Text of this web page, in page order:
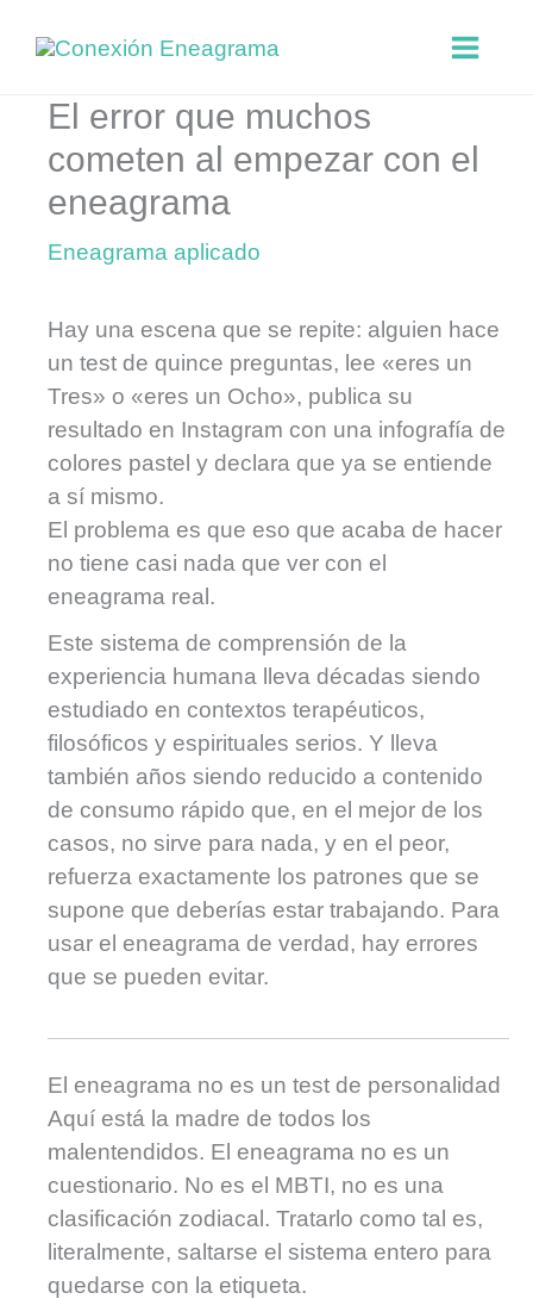
El error que muchos
cometen al empezar con el
eneagrama
Eneagrama aplicado
Hay una escena que se repite: alguien hace
un test de quince preguntas, lee «eres un
Tres» o «eres un Ocho», publica su
resultado en Instagram con una infografía de
colores pastel y declara que ya se entiende
a sí mismo.
El problema es que eso que acaba de hacer
no tiene casi nada que ver con el
eneagrama real.
Este sistema de comprensión de la
experiencia humana lleva décadas siendo
estudiado en contextos terapéuticos,
filosóficos y espirituales serios. Y lleva
también años siendo reducido a contenido
de consumo rápido que, en el mejor de los
casos, no sirve para nada, y en el peor,
refuerza exactamente los patrones que se
supone que deberías estar trabajando. Para
usar el eneagrama de verdad, hay errores
que se pueden evitar.
El eneagrama no es un test de personalidad
Aquí está la madre de todos los
malentendidos. El eneagrama no es un
cuestionario. No es el MBTI, no es una
clasificación zodiacal. Tratarlo como tal es,
literalmente, saltarse el sistema entero para
quedarse con la etiqueta.